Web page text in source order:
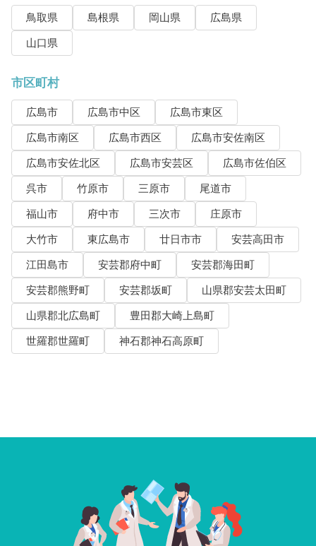
鳥取県 島根県 岡山県
広島県
山口県
市区町村
広島市 広島市中区
広島市東区
広島市南区
広島市西区
広島市安佐南区
広島市安佐北区
広島市安芸区
広島市佐伯区
呉市
竹原市 三原市
尾道市
福山市
府中市 三次市
庄原市
大竹市
東広島市 廿日市市
安芸高田市
江田島市
安芸郡府中町
安芸郡海田町
安芸郡熊野町
安芸郡坂町
山県郡安芸太田町
山県郡北広島町
豊田郡大崎上島町
世羅郡世羅町
神石郡神石高原町